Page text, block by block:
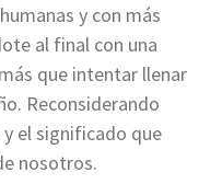
y con más
al final con una
que intentar llenar
Reconsiderando
el significado que
nosotros.